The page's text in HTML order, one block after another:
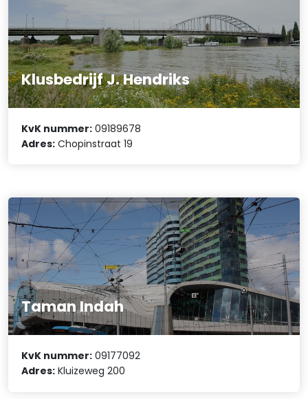
Klusbedrijf J. Hendriks
KvK nummer: 09189678
Adres: Chopinstraat 19
Taman Indah
KvK nummer: 09177092
Adres: Kluizeweg 200